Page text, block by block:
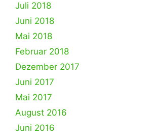
Juli 2018
Juni 2018
Mai 2018
Februar 2018
Dezember 2017
Juni 2017
Mai 2017
August 2016
Juni 2016